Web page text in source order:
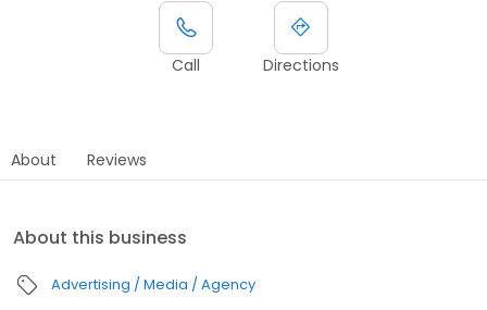
Call Directions
About Reviews
About this business
Advertising / Media / Agency